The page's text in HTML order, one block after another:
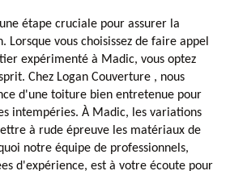
étape cruciale pour assurer la
Lorsque vous choisissez de faire appel
expérimenté à Madic, vous optez
Chez Logan Couverture , nous
d'une toiture bien entretenue pour
intempéries. À Madic, les variations
à rude épreuve les matériaux de
notre équipe de professionnels,
d'expérience, est à votre écoute pour